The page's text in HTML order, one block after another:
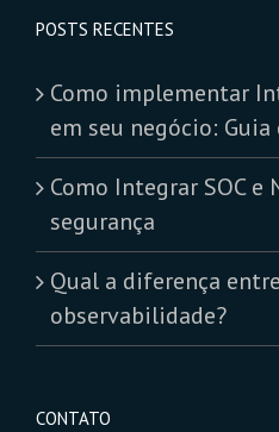
POSTS RECENTES
Como implementar
em seu negócio: Guia
Como Integrar SOC e
segurança
Qual a diferença
observabilidade?
CONTATO